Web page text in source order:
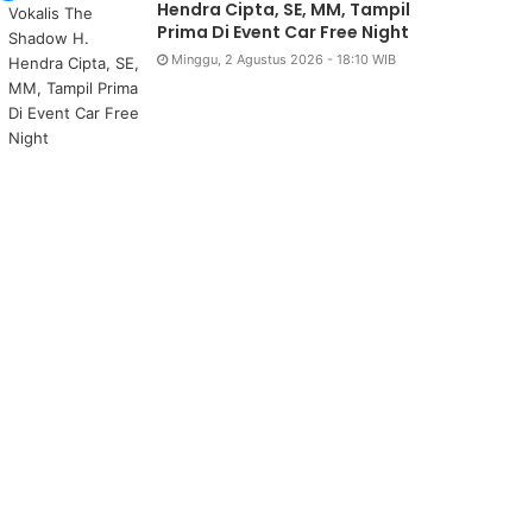
Hendra Cipta, SE, MM, Tampil
Prima Di Event Car Free Night
Minggu, 2 Agustus 2026 - 18:10 WIB